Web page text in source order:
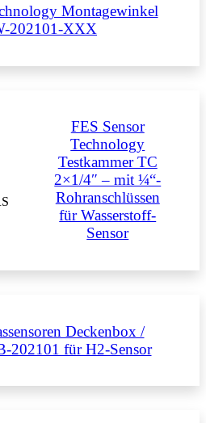
Montagewinkel
202101-XXX
FES Sensor
Technology
Testkammer TC
2×1/4″ – mit ¼“-
Rohranschlüssen
für Wasserstoff-
Sensor
Deckenbox /
202101 für H2-Sensor